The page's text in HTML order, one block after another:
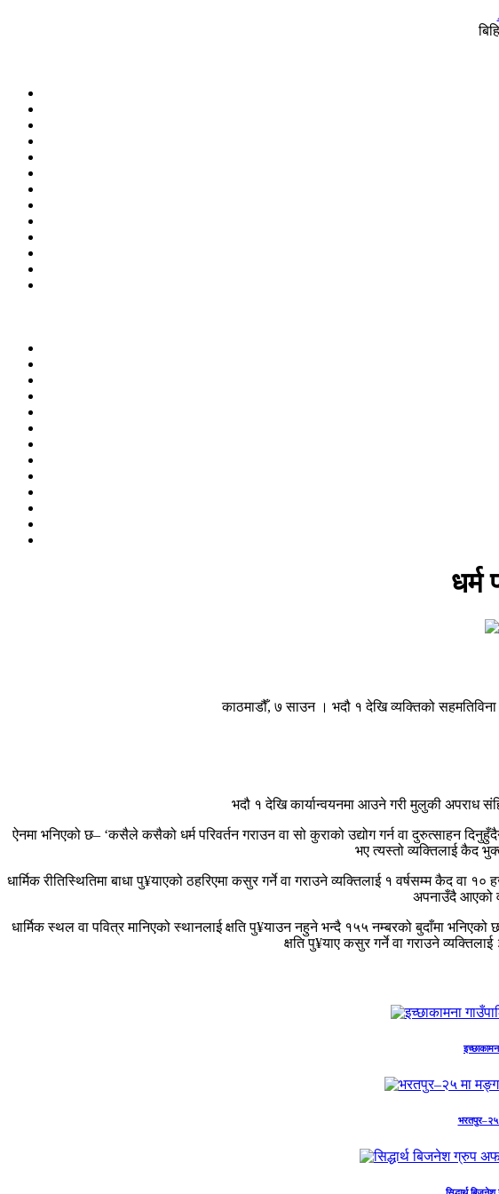
धर्म
काठमाडौँ, ७ साउन । भदौ १ देखि व्यक्तिको
भदौ १ देखि कार्यान्वयनमा आउने गरी मुलुकी अपराध
ऐनमा भनिएको छ– ‘कसैले कसैको धर्म परिवर्तन गराउन वा सो कुराको उद्योग गर्न वा दुरुत्साहन
भए त्यस्तो व्यक्तिलाई कैद
धार्मिक रीतिस्थितिमा बाधा पु¥याएको ठहरिएमा कसुर गर्ने वा गराउने व्यक्तिलाई १ वर्षसम्म कैद
अपनाउँदै आएको
धार्मिक स्थल वा पवित्र मानिएको स्थानलाई क्षति पु¥याउन नहुने भन्दै १५५ नम्बरको बुदाँमा
क्षति पु¥याए कसुर गर्ने वा गराउने
भरतपुर–२५